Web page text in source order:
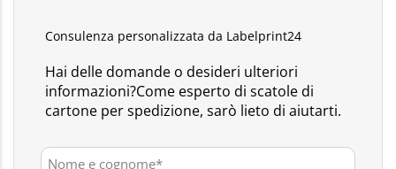
Consulenza personalizzata da Labelprint24
Hai delle domande o desideri ulteriori
informazioni?Come esperto di scatole di
cartone per spedizione, sarò lieto di aiutarti.